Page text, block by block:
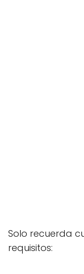
Solo recuerda
requisitos: